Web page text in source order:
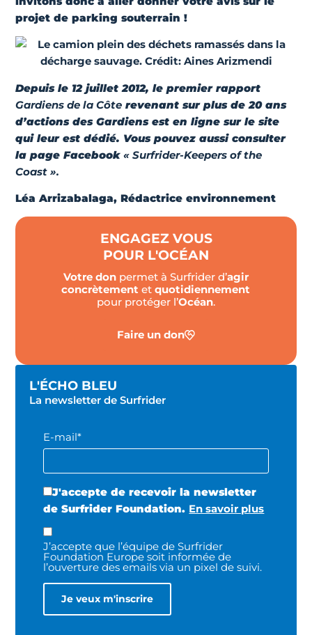
projet de parking souterrain !
Depuis le 12 juillet 2012, le premierrapport
Gardiens de la Côte revenant sur plus de 20 ans
d’actions des Gardiens est en ligne sur le site
qui leur est dédié. Vous pouvez aussi consulter
la page Facebook« Surfrider-Keepers of the
Coast ».
Léa Arrizabalaga, Rédactrice environnement
ENGAGEZ VOUS
POUR L'OCÉAN
Votre donpermet à Surfrider d’agir
concrètement etquotidiennement
pour protéger l’Océan.
Faire un don
L'ÉCHO BLEU
La newsletter de Surfrider
E-mail*
J'accepte de recevoir la newsletter
de Surfrider Foundation. En savoir plus
J’accepte que l’équipe de Surfrider
Foundation Europe soit informée de
l’ouverture des emails via un pixel de suivi.